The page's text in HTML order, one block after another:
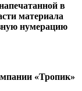
в
материала
нумерацию
«Тропик»